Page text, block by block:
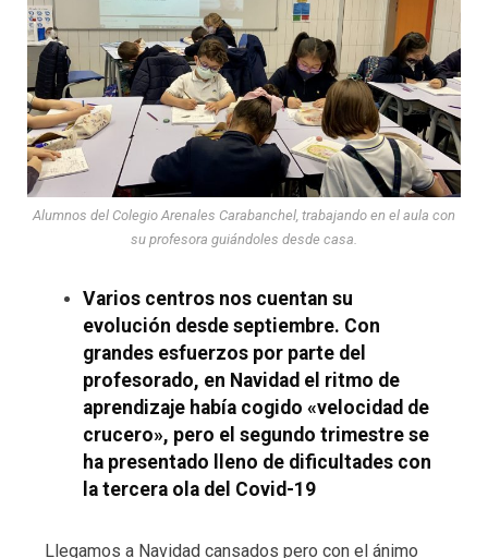
Alumnos del Colegio Arenales Carabanchel, trabajando en el aula con
su profesora guiándoles desde casa.
Varios centros nos cuentan su
evolución desde septiembre. Con
grandes esfuerzos por parte del
profesorado, en Navidad el ritmo de
aprendizaje había cogido «velocidad de
crucero», pero el segundo trimestre se
ha presentado lleno de dificultades con
la tercera ola del Covid-19
Llegamos a Navidad cansados pero con el ánimo